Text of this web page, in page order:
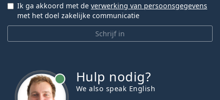
Schrijf in
Ik ga akkoord met de verwerking van persoonsgegevens
met het doel zakelijke communicatie
Hulp nodig?
We also speak English